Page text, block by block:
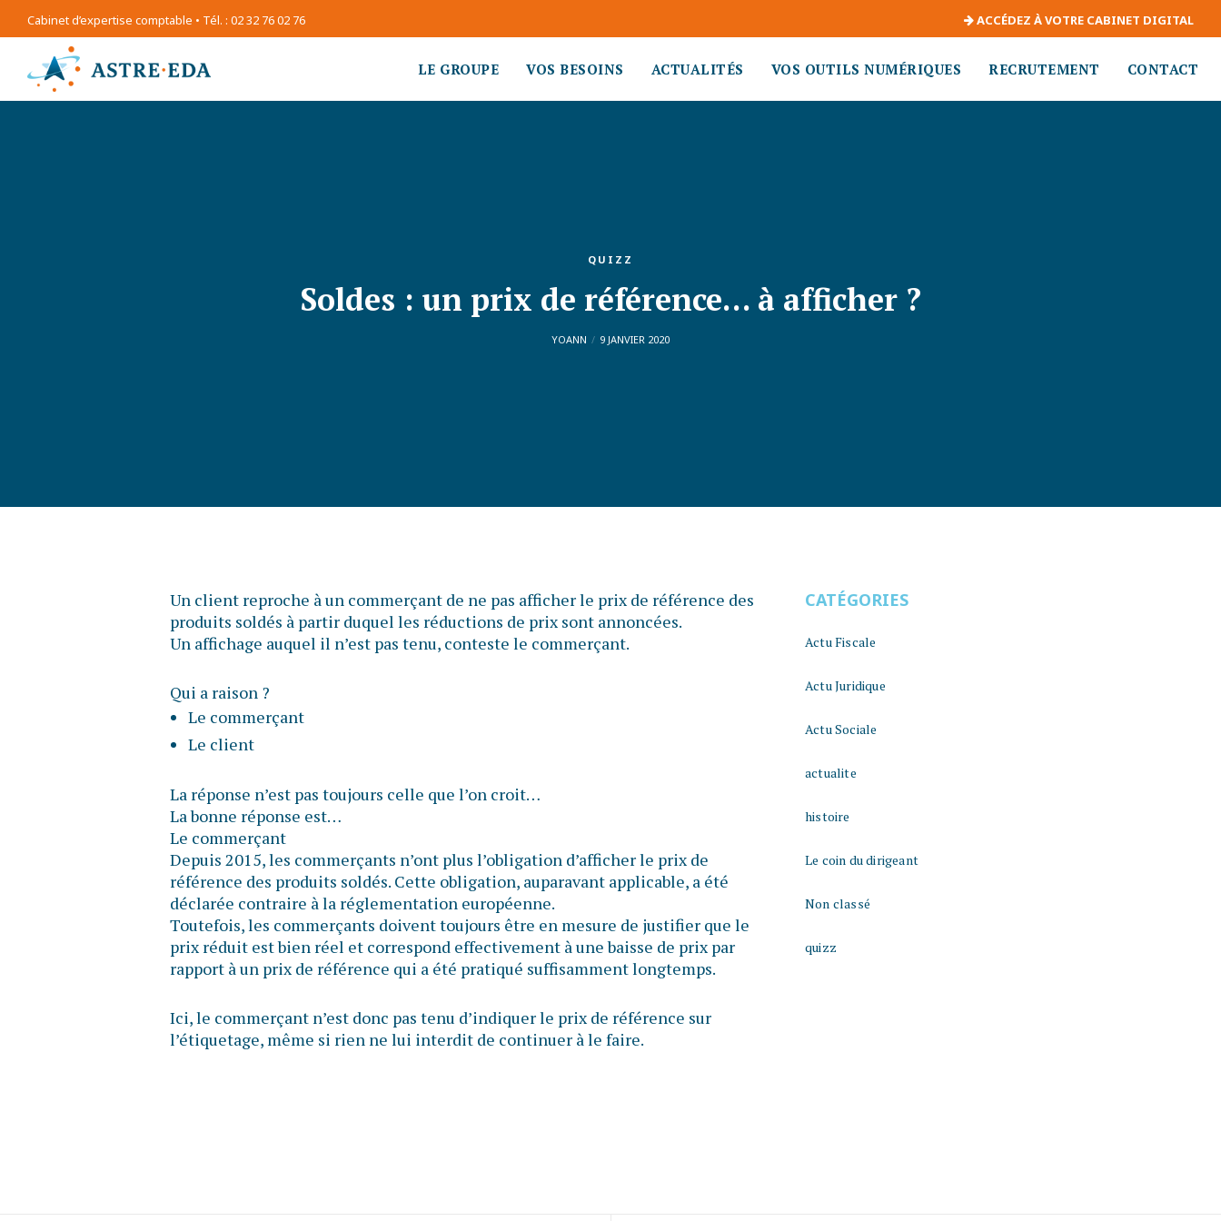
Cabinet d’expertise comptable • Tél. : 02 32 76 02 76 ACCÉDEZ À VOTRE CABINET DIGITAL
LE GROUPE VOS BESOINS ACTUALITÉS VOS OUTILS NUMÉRIQUES RECRUTEMENT CONTACT
QUIZZ
Soldes : un prix de référence… à afficher ?
YOANN 9 JANVIER 2020
Un client reproche à un commerçant de ne pas afficher le prix de référence des
produits soldés à partir duquel les réductions de prix sont annoncées.
Un affichage auquel il n’est pas tenu, conteste le commerçant.
Qui a raison ?
Le commerçant
Le client
La réponse n’est pas toujours celle que l’on croit…
La bonne réponse est…
Le commerçant
Depuis 2015, les commerçants n’ont plus l’obligation d’afficher le prix de
référence des produits soldés. Cette obligation, auparavant applicable, a été
déclarée contraire à la réglementation européenne.
Toutefois, les commerçants doivent toujours être en mesure de justifier que le
prix réduit est bien réel et correspond effectivement à une baisse de prix par
rapport à un prix de référence qui a été pratiqué suffisamment longtemps.
Ici, le commerçant n’est donc pas tenu d’indiquer le prix de référence sur
l’étiquetage, même si rien ne lui interdit de continuer à le faire.
CATÉGORIES
Actu Fiscale
Actu Juridique
Actu Sociale
actualite
histoire
Le coin du dirigeant
Non classé
quizz